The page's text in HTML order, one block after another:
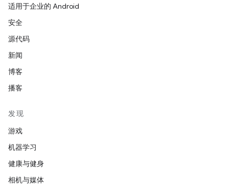
适用于企业的 Android
安全
源代码
新闻
博客
播客
发现
游戏
机器学习
健康与健身
相机与媒体